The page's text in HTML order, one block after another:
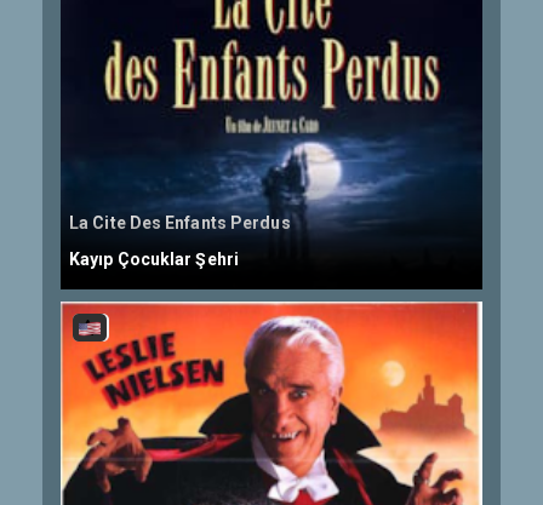
La Cite Des Enfants Perdus
Kayıp Çocuklar Şehri